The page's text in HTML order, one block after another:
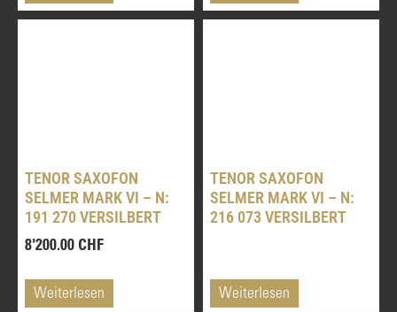
TENOR SAXOFON
SELMER MARK VI – N:
191 270 VERSILBERT
8'200.00 CHF
Weiterlesen
TENOR SAXOFON
SELMER MARK VI – N:
216 073 VERSILBERT
Weiterlesen